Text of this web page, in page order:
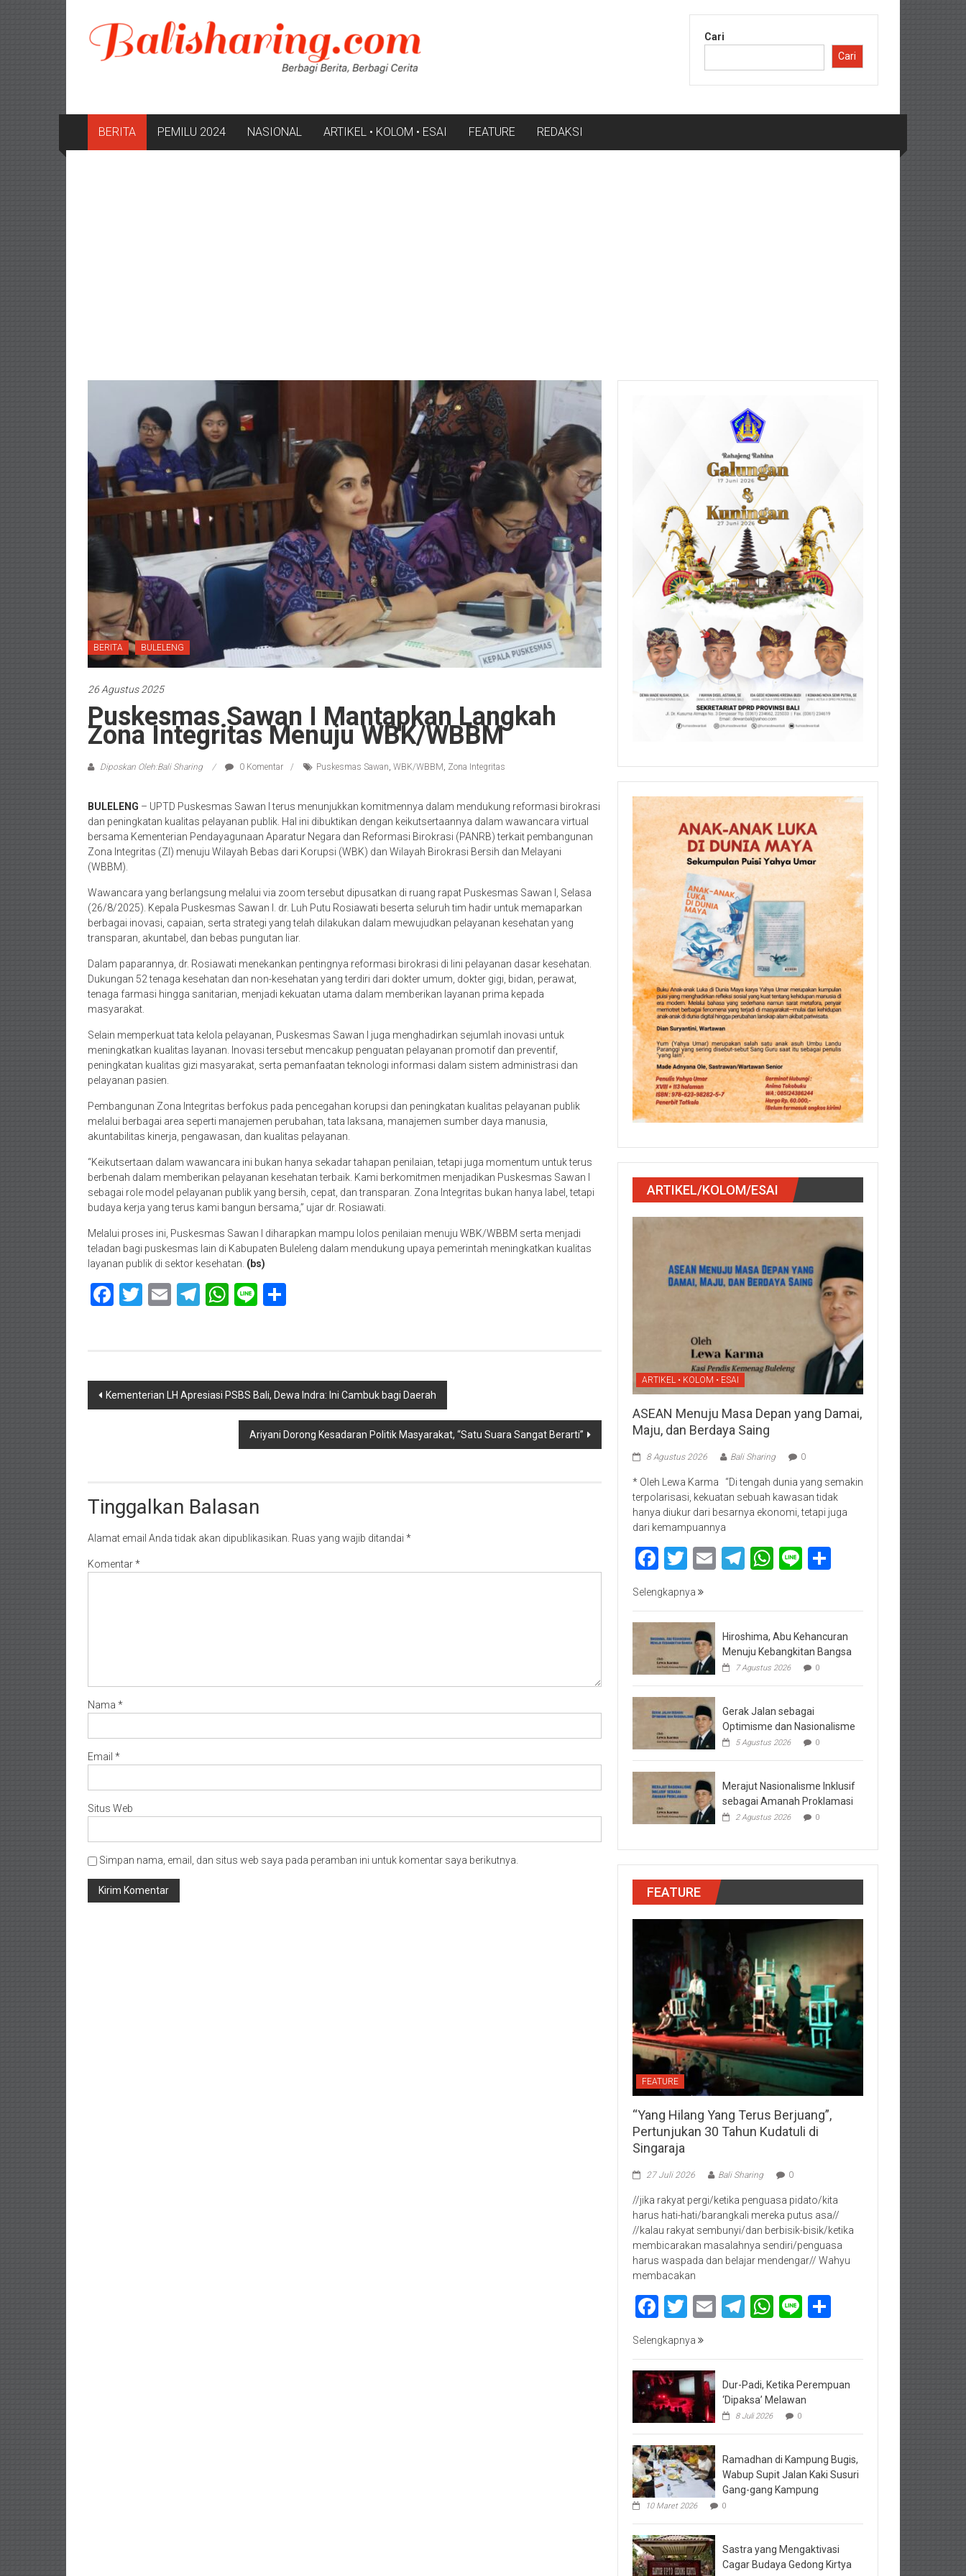
konten
Cari
Cari
BERITA PEMILU 2024 NASIONAL ARTIKEL • KOLOM • ESAI FEATURE REDAKSI
BERITA BULELENG
26 Agustus 2025
Puskesmas Sawan I Mantapkan Langkah
Zona Integritas Menuju WBK/WBBM
Diposkan Oleh:Bali Sharing 0 Komentar Puskesmas Sawan, WBK/WBBM, Zona Integritas
BULELENG – UPTD Puskesmas Sawan I terus menunjukkan komitmennya dalam mendukung reformasi birokrasi
dan peningkatan kualitas pelayanan publik. Hal ini dibuktikan dengan keikutsertaannya dalam wawancara virtual
bersama Kementerian Pendayagunaan Aparatur Negara dan Reformasi Birokrasi (PANRB) terkait pembangunan
Zona Integritas (ZI) menuju Wilayah Bebas dari Korupsi (WBK) dan Wilayah Birokrasi Bersih dan Melayani
(WBBM).
Wawancara yang berlangsung melalui via zoom tersebut dipusatkan di ruang rapat Puskesmas Sawan I, Selasa
(26/8/2025). Kepala Puskesmas Sawan I. dr. Luh Putu Rosiawati beserta seluruh tim hadir untuk memaparkan
berbagai inovasi, capaian, serta strategi yang telah dilakukan dalam mewujudkan pelayanan kesehatan yang
transparan, akuntabel, dan bebas pungutan liar.
Dalam paparannya, dr. Rosiawati menekankan pentingnya reformasi birokrasi di lini pelayanan dasar kesehatan.
Dukungan 52 tenaga kesehatan dan non-kesehatan yang terdiri dari dokter umum, dokter gigi, bidan, perawat,
tenaga farmasi hingga sanitarian, menjadi kekuatan utama dalam memberikan layanan prima kepada
masyarakat.
Selain memperkuat tata kelola pelayanan, Puskesmas Sawan I juga menghadirkan sejumlah inovasi untuk
meningkatkan kualitas layanan. Inovasi tersebut mencakup penguatan pelayanan promotif dan preventif,
peningkatan kualitas gizi masyarakat, serta pemanfaatan teknologi informasi dalam sistem administrasi dan
pelayanan pasien.
Pembangunan Zona Integritas berfokus pada pencegahan korupsi dan peningkatan kualitas pelayanan publik
melalui berbagai area seperti manajemen perubahan, tata laksana, manajemen sumber daya manusia,
akuntabilitas kinerja, pengawasan, dan kualitas pelayanan.
“Keikutsertaan dalam wawancara ini bukan hanya sekadar tahapan penilaian, tetapi juga momentum untuk terus
berbenah dalam memberikan pelayanan kesehatan terbaik. Kami berkomitmen menjadikan Puskesmas Sawan I
sebagai role model pelayanan publik yang bersih, cepat, dan transparan. Zona Integritas bukan hanya label, tetapi
budaya kerja yang terus kami bangun bersama,” ujar dr. Rosiawati.
Melalui proses ini, Puskesmas Sawan I diharapkan mampu lolos penilaian menuju WBK/WBBM serta menjadi
teladan bagi puskesmas lain di Kabupaten Buleleng dalam mendukung upaya pemerintah meningkatkan kualitas
layanan publik di sektor kesehatan. (bs)
Facebook
Twitter
EmailTelegram
WhatsApp
Line
Navigasi
Kementerian LH Apresiasi PSBS Bali, Dewa Indra: Ini Cambuk bagi Daerah
Ariyani Dorong Kesadaran Politik Masyarakat, “Satu Suara Sangat Berarti”
Tinggalkan Balasan
Alamat email Anda tidak akan dipublikasikan. Ruas yang wajib ditandai *
Komentar*
Nama *
Email *
Situs Web
Simpan nama, email, dan situs web saya pada peramban ini untuk komentar saya berikutnya.
ARTIKEL/KOLOM/ESAI
ARTIKEL • KOLOM • ESAI
ASEAN Menuju Masa Depan yang Damai,
Maju, dan Berdaya Saing
8 Agustus 2026 Bali Sharing 0
* Oleh Lewa Karma “Di tengah dunia yang semakin
terpolarisasi, kekuatan sebuah kawasan tidak
hanya diukur dari besarnya ekonomi, tetapi juga
dari kemampuannya
Facebook
Twitter
EmailTelegram
WhatsApp
Line
Selengkapnya
Hiroshima, Abu Kehancuran
Menuju Kebangkitan Bangsa
7 Agustus 2026 0
Gerak Jalan sebagai
Optimisme dan Nasionalisme
5 Agustus 2026 0
Merajut Nasionalisme Inklusif
sebagai Amanah Proklamasi
2 Agustus 2026 0
FEATURE
FEATURE
“Yang Hilang Yang Terus Berjuang”,
Pertunjukan 30 Tahun Kudatuli di
Singaraja
27 Juli 2026 Bali Sharing 0
//jika rakyat pergi/ketika penguasa pidato/kita
harus hati-hati/barangkali mereka putus asa//
//kalau rakyat sembunyi/dan berbisik-bisik/ketika
membicarakan masalahnya sendiri/penguasa
harus waspada dan belajar mendengar// Wahyu
membacakan
Facebook
Twitter
EmailTelegram
WhatsApp
Line
Selengkapnya
Dur-Padi, Ketika Perempuan
‘Dipaksa’ Melawan
8 Juli 2026 0
Ramadhan di Kampung Bugis,
Wabup Supit Jalan Kaki Susuri
Gang-gang Kampung
10 Maret 2026 0
Sastra yang Mengaktivasi
Cagar Budaya Gedong Kirtya